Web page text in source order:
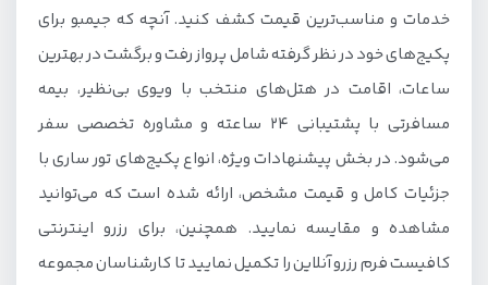
خدمات و مناسب‌ترین قیمت کشف کنید. آنچه که جیمبو برای
پکیج‌های خود در نظر گرفته شامل پرواز رفت و برگشت در بهترین
ساعات، اقامت در هتل‌های منتخب با ویوی بی‌نظیر، بیمه
مسافرتی با پشتیبانی 24 ساعته و مشاوره تخصصی سفر
می‌شود. در بخش پیشنهادات ویژه، انواع پکیج‌های تور ساری با
جزئیات کامل و قیمت مشخص، ارائه شده است که می‌توانید
مشاهده و مقایسه نمایید. همچنین، برای رزرو اینترنتی
کافیست فرم رزرو آنلاین را تکمیل نمایید تا کارشناسان مجموعه